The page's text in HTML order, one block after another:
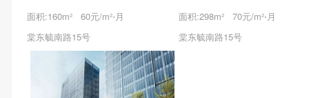
面积:160m² 60元/m²⋅月
棠东毓南路15号
面积:298m² 70元/m²⋅月
棠东毓南路15号